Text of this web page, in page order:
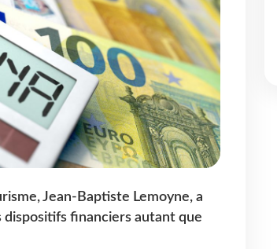
Jean-Baptiste Lemoyne, a
financiers autant que